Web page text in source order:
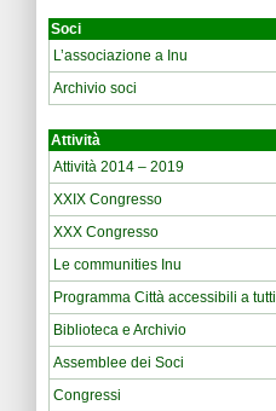
Soci
L’associazione a Inu
Archivio soci
Attività
Attività 2014 – 2019
XXIX Congresso
XXX Congresso
Le communities Inu
Programma Città accessibili a tutti
Biblioteca e Archivio
Assemblee dei Soci
Congressi